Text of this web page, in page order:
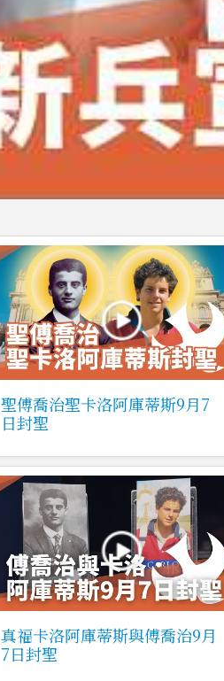
聖傅喬治聖卡洛阿庫蒂斯9月7
日封聖
真福卡洛阿庫蒂斯與傅喬治9月
7日封聖